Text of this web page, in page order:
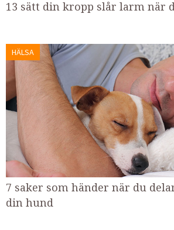
13 sätt din kropp slår larm när
HÄLSA
7 saker som händer när du
din hund